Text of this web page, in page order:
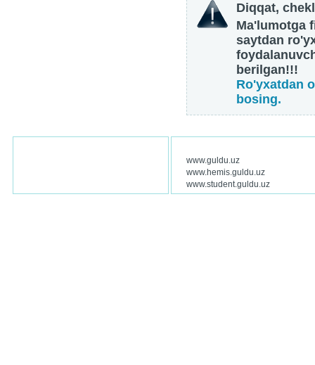
Diqqat,
Ma'lumotga
saytdan
berilgan!!!
Ro'yxatdan
bosing.
www.guldu.uz
www.hemis.guldu.uz
www.student.guldu.uz